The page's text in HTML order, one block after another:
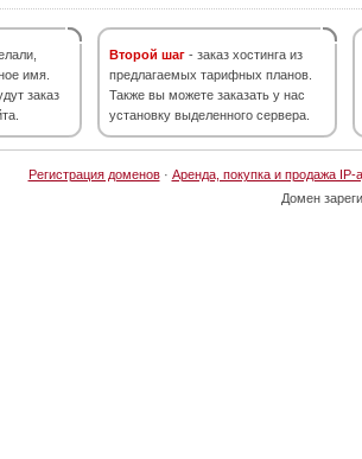
имя.
заказ
Второй шаг - заказ хостинга из
предлагаемых тарифных планов.
Также вы можете заказать у нас
установку выделенного сервера.
Регистрация доменов· Аренда, покупка и продажа IP-
Домен